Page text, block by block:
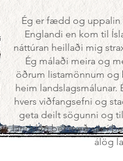
Ég er fædd og uppalin
Englandi en kom til
náttúran heillaði mig
Ég málaði meira og
öðrum listamönnum og
heim landslagsmálunar.
hvers viðfangsefni og
geta deilt sögunni og
landslag ber með sér í
álög